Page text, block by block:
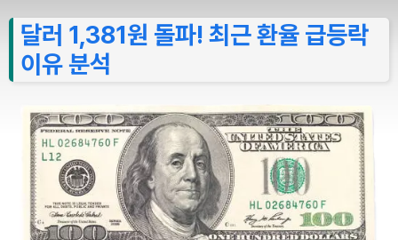
달러 1,381원 돌파! 최근 환율 급등락
이유 분석